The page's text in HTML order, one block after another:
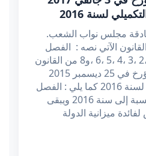
لسنة 2016
مجلس نواب الشعب.
الآتي نصه : الفصل
الأول نقحت الفصول 1 ،2 ،3 ،4 ،5 ،6 ،و8 من القانون
عدد 53 لسنة 2015 المؤرخ في 25 ديسمبر 2015
والمتعلق بقانون المالية لسنة 2016 كما يلي : الفصل
الأول (جديد) يرخص بالنسبة إلى سنة 2016 ويبقى
ميزانية الدولة